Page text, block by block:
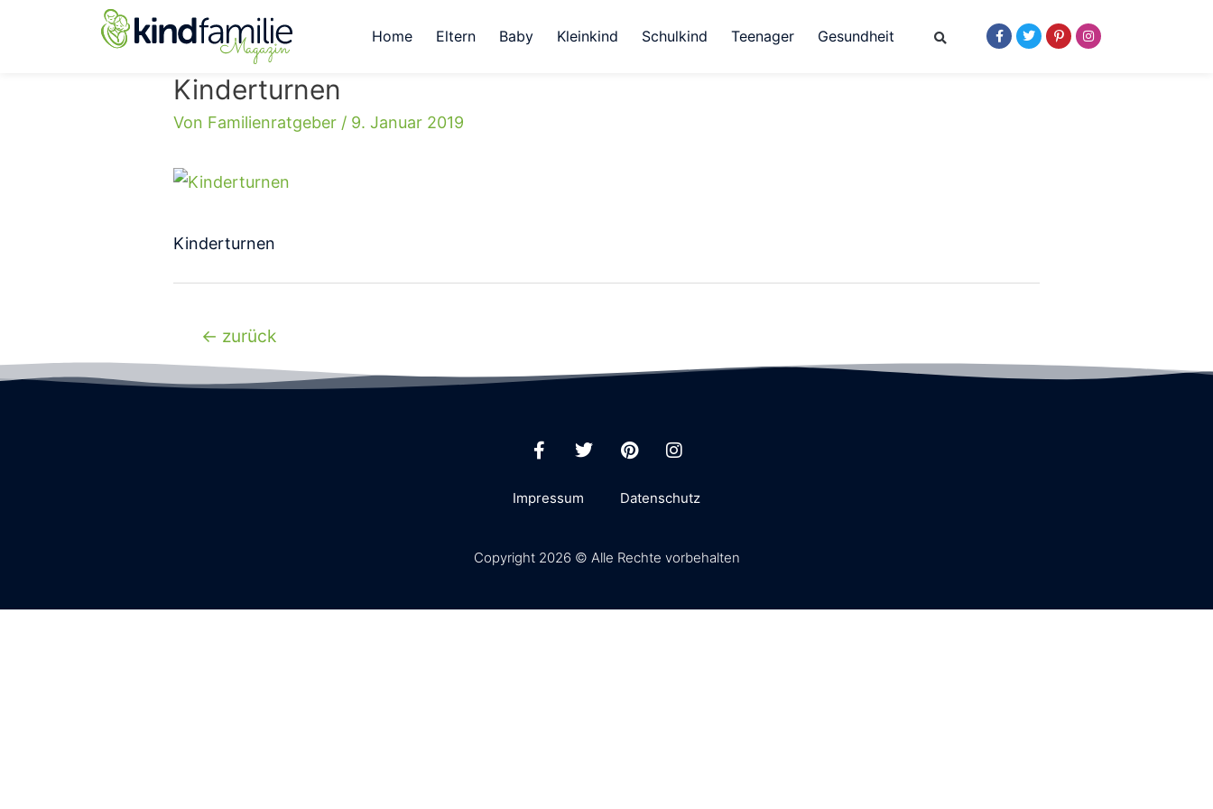
Home Eltern Baby Kleinkind Schulkind Teenager Gesundheit
Kinderturnen
Von Familienratgeber / 9. Januar 2019
Kinderturnen
← zurück
Impressum Datenschutz
Copyright 2026 © Alle Rechte vorbehalten